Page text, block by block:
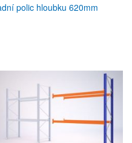
polic hloubku 620mm